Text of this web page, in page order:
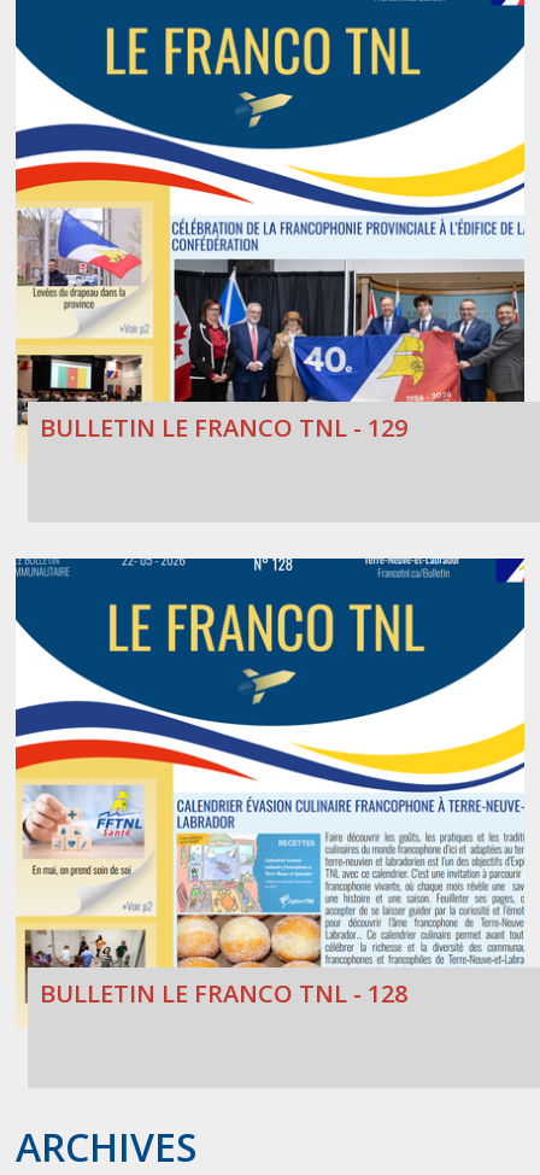
BULLETIN LE FRANCO TNL - 129
BULLETIN LE FRANCO TNL - 128
ARCHIVES